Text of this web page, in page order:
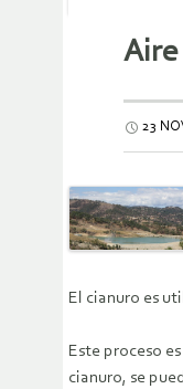
23
El cianuro es
Este proceso
cianuro, se